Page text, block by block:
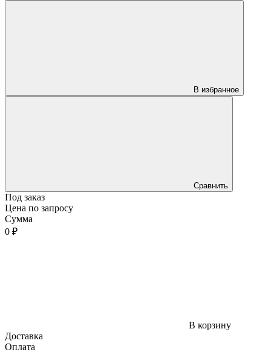
В избранное
Сравнить
Под заказ
Цена по запросу
Сумма
0 ₽
В корзину
Доставка
Оплата